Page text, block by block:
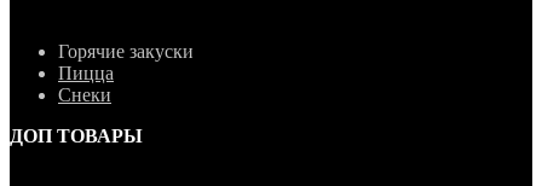
Горячие закуски
Пицца
Снеки
ДОП ТОВАРЫ